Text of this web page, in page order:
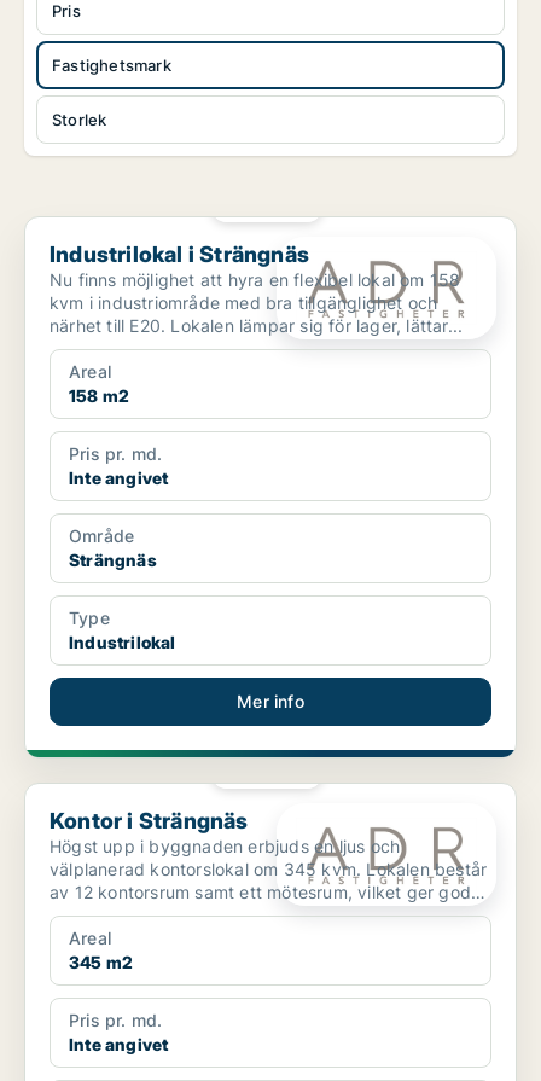
Fastighetsmark
Storlek
Pris
Industrilokal i Strängnäs
Industrilokal i Strängnäs
Nu finns möjlighet att hyra en flexibel lokal om 158
kvm i industriområde med bra tillgänglighet och
närhet till E20. Lokalen lämpar sig för lager, lättar...
Areal
158 m2
Pris pr. md.
Inte angivet
Område
Strängnäs
Type
Industrilokal
Mer info
Kontor i Strängnäs
Kontor i Strängnäs
Högst upp i byggnaden erbjuds en ljus och
välplanerad kontorslokal om 345 kvm. Lokalen består
av 12 kontorsrum samt ett mötesrum, vilket ger goda
möjligheter...
Areal
345 m2
Pris pr. md.
Inte angivet